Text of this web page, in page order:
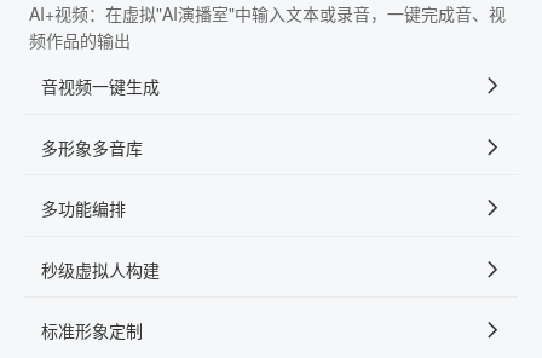
AI+视频：在虚拟"AI演播室"中输入文本或录音，一键完成音、视
频作品的输出
音视频一键生成
多形象多音库
多功能编排
秒级虚拟人构建
标准形象定制